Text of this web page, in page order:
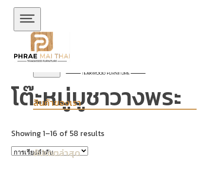
ข้ามไปยังเนื้อหาหลัก
สินค้าของเรา
อัปเดตล่าสุด
โต๊ะหมู่บูชาวางพระ
Showing 1–16 of 58 results